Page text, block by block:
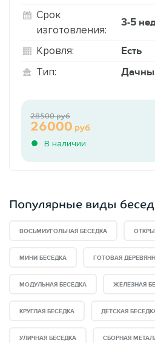
Срок
изготовления:
3-5
Кровля: Есть
Тип:
В наличии
26000 руб
28500 руб
Популярные виды
ВОСЬМИУГОЛЬНАЯ БЕСЕДКА
МИНИ БЕСЕДКА ГОТОВАЯ
МОДУЛЬНАЯ БЕСЕДКА ЖЕЛЕЗНАЯ
КРУГЛАЯ БЕСЕДКА ДЕТСКАЯ
УЛИЧНАЯ БЕСЕДКА СБОРНАЯ